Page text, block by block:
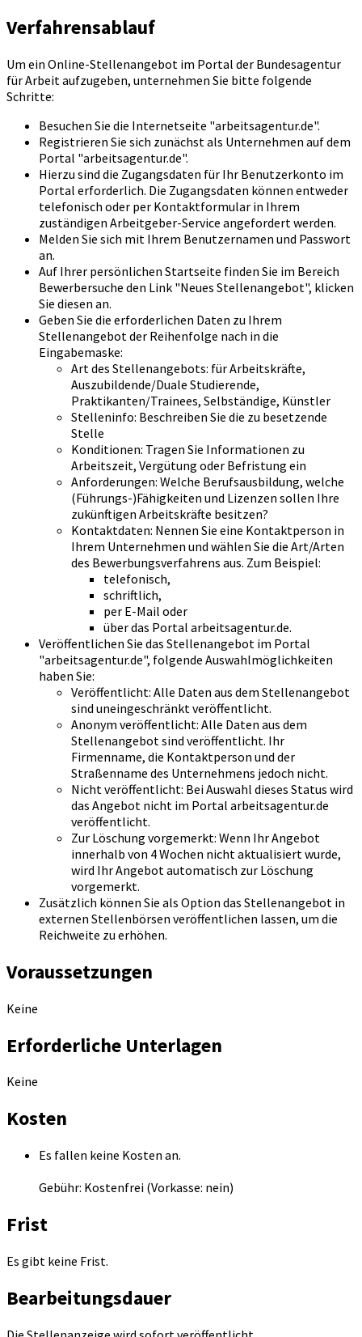
Verfahrensablauf
Um ein Online-Stellenangebot im Portal der Bundesagentur
für Arbeit aufzugeben, unternehmen Sie bitte folgende
Schritte:
Besuchen Sie die Internetseite "arbeitsagentur.de".
Registrieren Sie sich zunächst als Unternehmen auf dem
Portal "arbeitsagentur.de".
Hierzu sind die Zugangsdaten für Ihr Benutzerkonto im
Portal erforderlich. Die Zugangsdaten können entweder
telefonisch oder per Kontaktformular in Ihrem
zuständigen Arbeitgeber-Service angefordert werden.
Melden Sie sich mit Ihrem Benutzernamen und Passwort
an.
Auf Ihrer persönlichen Startseite finden Sie im Bereich
Bewerbersuche den Link "Neues Stellenangebot", klicken
Sie diesen an.
Geben Sie die erforderlichen Daten zu Ihrem
Stellenangebot der Reihenfolge nach in die
Eingabemaske:
Art des Stellenangebots: für Arbeitskräfte,
Auszubildende/Duale Studierende,
Praktikanten/Trainees, Selbständige, Künstler
Stelleninfo: Beschreiben Sie die zu besetzende
Stelle
Konditionen: Tragen Sie Informationen zu
Arbeitszeit, Vergütung oder Befristung ein
Anforderungen: Welche Berufsausbildung, welche
(Führungs-)Fähigkeiten und Lizenzen sollen Ihre
zukünftigen Arbeitskräfte besitzen?
Kontaktdaten: Nennen Sie eine Kontaktperson in
Ihrem Unternehmen und wählen Sie die Art/Arten
des Bewerbungsverfahrens aus. Zum Beispiel:
telefonisch,
schriftlich,
per E-Mail oder
über das Portal arbeitsagentur.de.
Veröffentlichen Sie das Stellenangebot im Portal
"arbeitsagentur.de", folgende Auswahlmöglichkeiten
haben Sie:
Veröffentlicht: Alle Daten aus dem Stellenangebot
sind uneingeschränkt veröffentlicht.
Anonym veröffentlicht: Alle Daten aus dem
Stellenangebot sind veröffentlicht. Ihr
Firmenname, die Kontaktperson und der
Straßenname des Unternehmens jedoch nicht.
Nicht veröffentlicht: Bei Auswahl dieses Status wird
das Angebot nicht im Portal arbeitsagentur.de
veröffentlicht.
Zur Löschung vorgemerkt: Wenn Ihr Angebot
innerhalb von 4 Wochen nicht aktualisiert wurde,
wird Ihr Angebot automatisch zur Löschung
vorgemerkt.
Zusätzlich können Sie als Option das Stellenangebot in
externen Stellenbörsen veröffentlichen lassen, um die
Reichweite zu erhöhen.
Voraussetzungen
Keine
Erforderliche Unterlagen
Keine
Kosten
Es fallen keine Kosten an.
Gebühr: Kostenfrei (Vorkasse: nein)
Frist
Es gibt keine Frist.
Bearbeitungsdauer